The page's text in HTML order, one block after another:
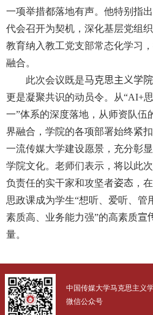
一项举措都落地有声。他特别指
代会召开为契机，深化基层党组
教育纳入教工党支部常态化学习
融合。
此次会议既是马克思主义学院
更是凝聚共识的动员令。从“AI+
一”体系的深度落地，从师资队伍
界融合，学院的各项部署始终紧
一流传媒大学建设愿景，充分彰
学院文化。老师们表示，将以此次
负责任的实干家和攻坚者姿态 ，
思政课成为学生“想听、爱听、管
素质高、业务能力强”的高素质宣
量。
中国传媒大学马克思主义
微信公众号